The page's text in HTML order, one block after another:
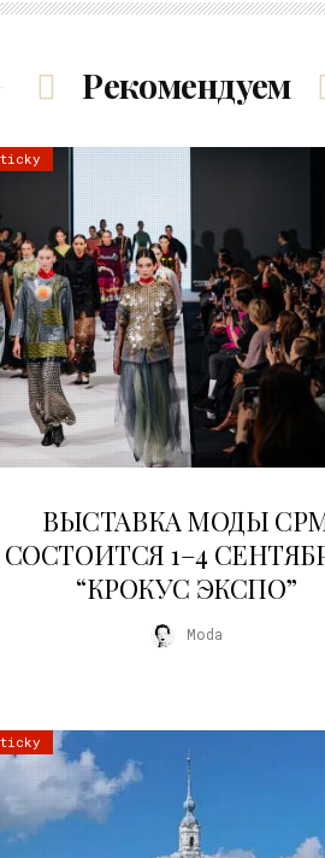
Рекомендуем
ВЫСТАВКА МОДЫ
СОСТОИТСЯ 1–4
“КРОКУС ЭКСПО”
Moda